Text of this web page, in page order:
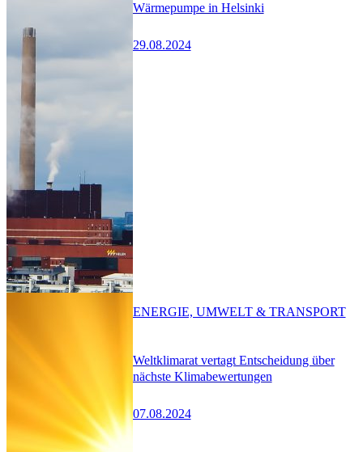
Wärmepumpe in Helsinki
29.08.2024
Weltklimarat vertagt Entscheidung über
nächste Klimabewertungen
07.08.2024
ENERGIE, UMWELT & TRANSPORT